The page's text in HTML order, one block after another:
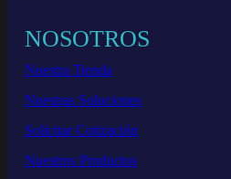
NOSOTROS
Nuestra Tienda
Nuestras Soluciones
Solicitar Cotización
Nuestros Productos